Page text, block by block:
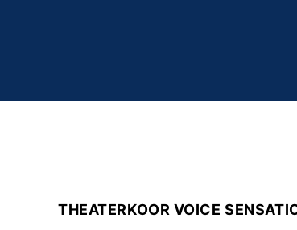
THEATERKOOR VOICE